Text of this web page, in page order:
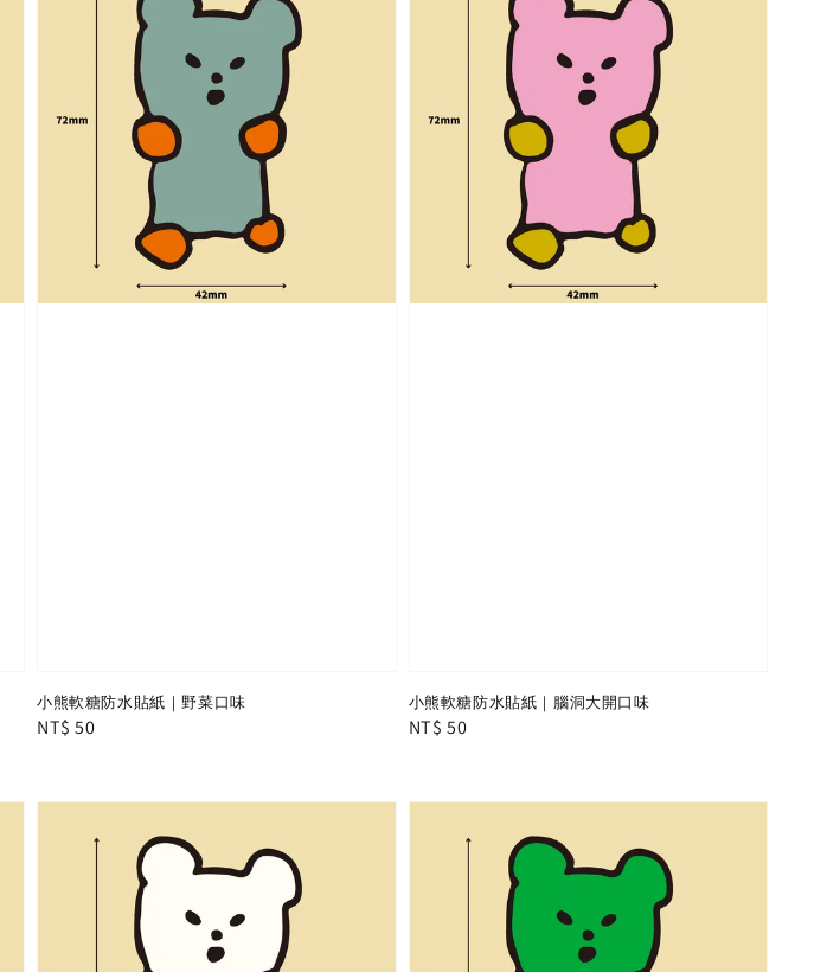
小熊軟糖防水貼紙｜野菜口味
Regular
NT$ 50
小熊軟糖防水貼紙｜腦洞大開口味
Regular
NT$ 50